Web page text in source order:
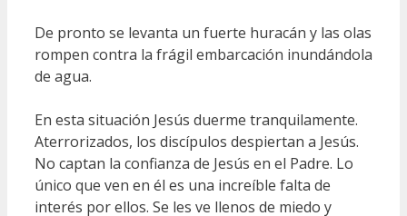
De pronto se levanta un fuerte huracán y las olas
rompen contra la frágil embarcación inundándola
de agua.
En esta situación Jesús duerme tranquilamente.
Aterrorizados, los discípulos despiertan a Jesús.
No captan la confianza de Jesús en el Padre. Lo
único que ven en él es una increíble falta de
interés por ellos. Se les ve llenos de miedo y